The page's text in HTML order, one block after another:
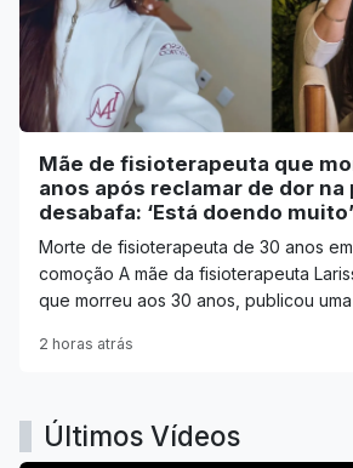
Mãe de fisioterapeuta que
anos após reclamar de dor na
desabafa: ‘Está doendo muito’
Morte de fisioterapeuta de 30 anos
comoção A mãe da fisioterapeuta
que morreu aos 30 anos, publicou
2 horas atrás
Últimos Vídeos